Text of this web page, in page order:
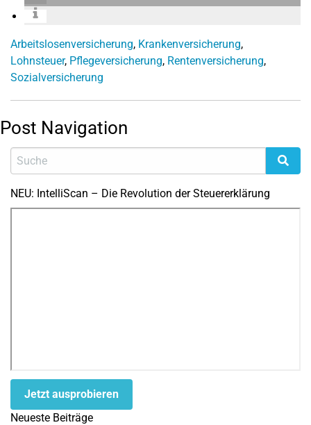
Arbeitslosenversicherung, Krankenversicherung,
Lohnsteuer, Pflegeversicherung, Rentenversicherung,
Sozialversicherung
Post Navigation
NEU: IntelliScan – Die Revolution der Steuererklärung
Jetzt ausprobieren
Neueste Beiträge